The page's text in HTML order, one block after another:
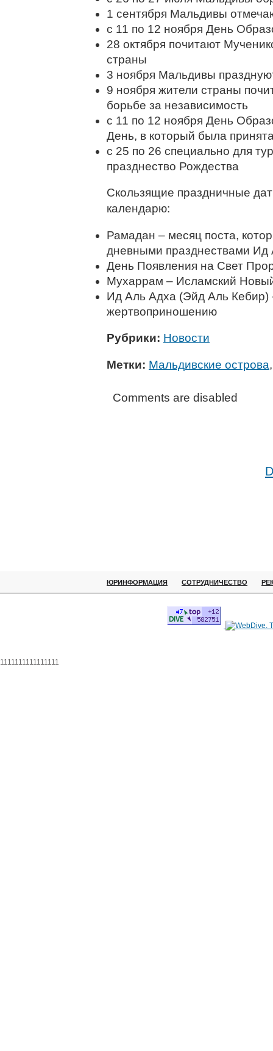
1 сентября Мальдивы
с 11 по 12 ноября День
28 октября почитают
страны
3 ноября Мальдивы
9 ноября жители страны
борьбе за независимость
с 11 по 12 ноября День
День, в который была
с 25 по 26 специально для
празднество Рождества
Скользящие праздничные
календарю:
Рамадан – месяц поста,
дневными празднествами Ид
День Появления на Свет
Мухаррам – Исламский
Ид Аль Адха (Эйд Аль
жертвоприношению
Рубрики: Новости
Метки: Мальдивские острова
Comments are disabled
ЮРИНФОРМАЦИЯ СОТРУДНИЧЕСТВО
1111111111111111